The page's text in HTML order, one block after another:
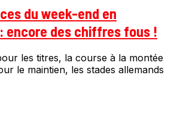
du week-end en
encore des chiffres fous !
les titres, la course à la montée
le maintien, les stades allemands